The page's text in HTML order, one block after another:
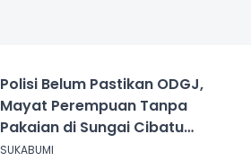
Polisi Belum Pastikan ODGJ,
Mayat Perempuan Tanpa
Pakaian di Sungai Cibatu
Cikembar
SUKABUMI